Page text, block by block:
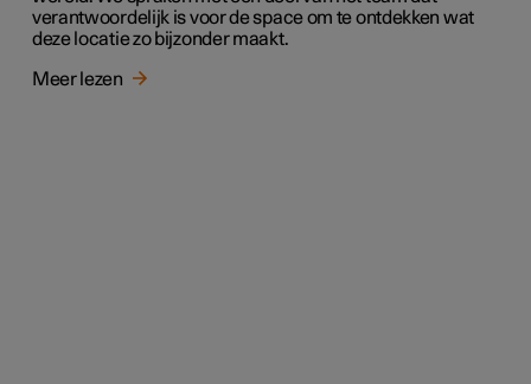
verantwoordelijk is voor de space om te ontdekken wat
deze locatie zo bijzonder maakt.
Meer lezen